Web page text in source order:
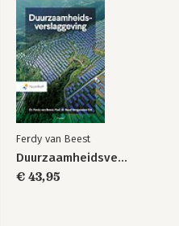
Ferdy van Beest
Duurzaamheidsverslaggeving
€ 43,95